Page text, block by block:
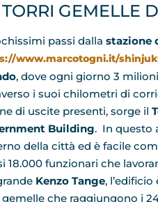
TORRI GEMELLE
passi dalla stazione
www.marcotogni.it/
, dove ogni giorno 3
i suoi chilometri di
di uscite presenti, sorge il
Building. In questo
della città ed è facile
18.000 funzionari che
Kenzo Tange,
che raggiungono i